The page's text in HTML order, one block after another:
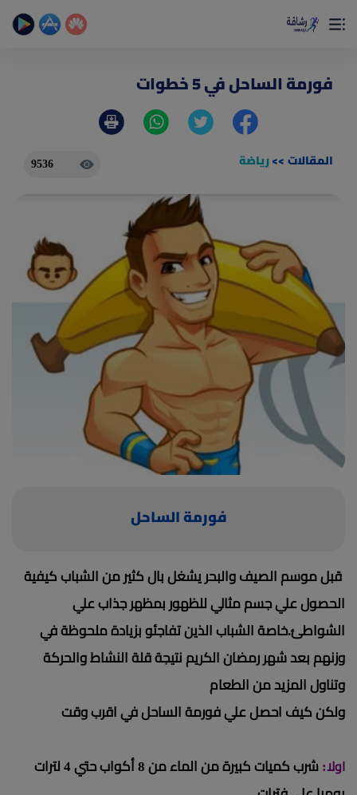
×
حساب الخطوات اليومية _ حساب السعرات _ تمارين منزلية
ادوات رشاقة
من نحن
الأسئلة الشائعة
أعلن معنا
فورمة الساحل في 5 خطوات
المقالات>>رياضة 9536
فورمة الساحل
قبل موسم الصيف والبحر يشغل بال كثير من الشباب كيفية
الحصول علي جسم مثالي للظهور بمظهر جذاب علي
الشواطئ.خاصة الشباب الذين تفاجئو بزيادة ملحوظة في
وزنهم بعد شهر رمضان الكريم نتيجة قلة النشاط والحركة
وتناول المزيد من الطعام
ولكن كيف احصل علي فورمة الساحل في اقرب وقت
اولا: شرب كميات كبيرة من الماء من 8 أكواب حتي 4 لترات